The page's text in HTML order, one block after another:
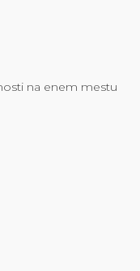
na enem mestu